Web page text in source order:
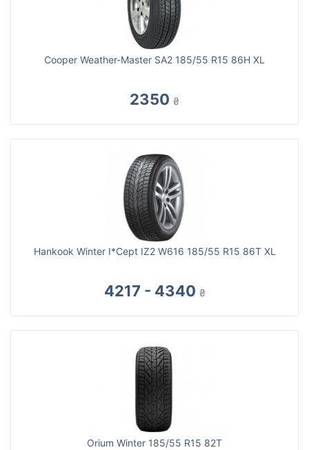
Cooper Weather-Master SA2 185/55 R15 86H XL
2350 ₴
Hankook Winter I*Cept IZ2 W616 185/55 R15 86T XL
4217 - 4340 ₴
Orium Winter 185/55 R15 82T